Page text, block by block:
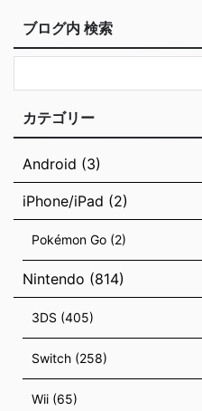
ブログ内 検索
カテゴリー
Android (3)
iPhone/iPad (2)
Pokémon Go (2)
Nintendo (814)
3DS (405)
Switch (258)
Wii (65)